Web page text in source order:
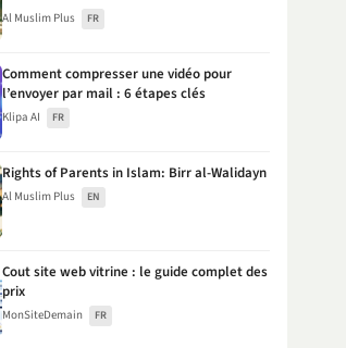
Al Muslim Plus FR
Comment compresser une vidéo pour
l’envoyer par mail : 6 étapes clés
Klipa AI FR
Rights of Parents in Islam: Birr al-Walidayn
Al Muslim Plus EN
Cout site web vitrine : le guide complet des
prix
MonSiteDemain FR